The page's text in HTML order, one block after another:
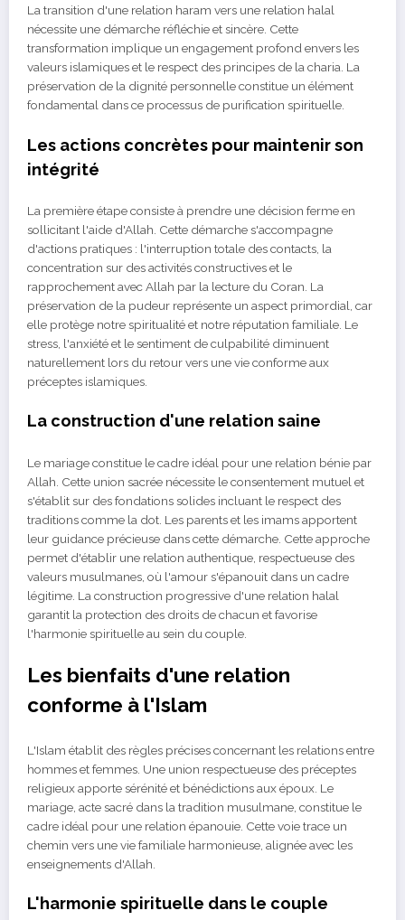
La transition d'une relation haram vers une relation halal
nécessite une démarche réfléchie et sincère. Cette
transformation implique un engagement profond envers les
valeurs islamiques et le respect des principes de la charia. La
préservation de la dignité personnelle constitue un élément
fondamental dans ce processus de purification spirituelle.
Les actions concrètes pour maintenir son
intégrité
La première étape consiste à prendre une décision ferme en
sollicitant l'aide d'Allah. Cette démarche s'accompagne
d'actions pratiques : l'interruption totale des contacts, la
concentration sur des activités constructives et le
rapprochement avec Allah par la lecture du Coran. La
préservation de la pudeur représente un aspect primordial, car
elle protège notre spiritualité et notre réputation familiale. Le
stress, l'anxiété et le sentiment de culpabilité diminuent
naturellement lors du retour vers une vie conforme aux
préceptes islamiques.
La construction d'une relation saine
Le mariage constitue le cadre idéal pour une relation bénie par
Allah. Cette union sacrée nécessite le consentement mutuel et
s'établit sur des fondations solides incluant le respect des
traditions comme la dot. Les parents et les imams apportent
leur guidance précieuse dans cette démarche. Cette approche
permet d'établir une relation authentique, respectueuse des
valeurs musulmanes, où l'amour s'épanouit dans un cadre
légitime. La construction progressive d'une relation halal
garantit la protection des droits de chacun et favorise
l'harmonie spirituelle au sein du couple.
Les bienfaits d'une relation
conforme à l'Islam
L'Islam établit des règles précises concernant les relations entre
hommes et femmes. Une union respectueuse des préceptes
religieux apporte sérénité et bénédictions aux époux. Le
mariage, acte sacré dans la tradition musulmane, constitue le
cadre idéal pour une relation épanouie. Cette voie trace un
chemin vers une vie familiale harmonieuse, alignée avec les
enseignements d'Allah.
L'harmonie spirituelle dans le couple